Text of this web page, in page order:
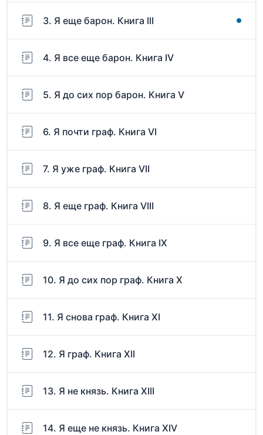
3. Я еще барон. Книга III
4. Я все еще барон. Книга IV
5. Я до сих пор барон. Книга V
6. Я почти граф. Книга VI
7. Я уже граф. Книга VII
8. Я еще граф. Книга VIII
9. Я все еще граф. Книга IX
10. Я до сих пор граф. Книга X
11. Я снова граф. Книга XI
12. Я граф. Книга XII
13. Я не князь. Книга XIII
14. Я еще не князь. Книга XIV